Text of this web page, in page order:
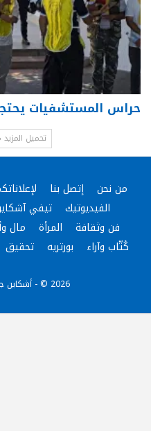
حراس المستشفيات
تحميل
من نحن إتصل بنا
الفيديوتيك
تيفي
فن وثقافة
المرأة مال
كُتّاب وآراء
بورتريه تحقيق
2026 © - أشكاين جميع الحقوق محفوظة